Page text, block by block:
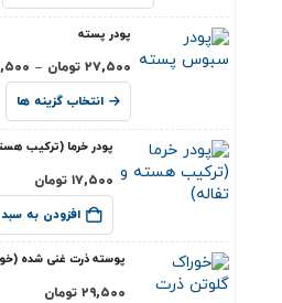
پودر پسته
۲۷,۵۰۰ تومان –
انتخاب گزینه ها
پودر خرما (ترکیب
۱۷,۵۰۰ تومان
افزودن به
پوسته ذرت غنی شده
۲۹,۵۰۰ تومان